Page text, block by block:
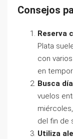
Consejos
Reserva
Plata
con
en
Busca
vuelos
del fin de
Utiliza